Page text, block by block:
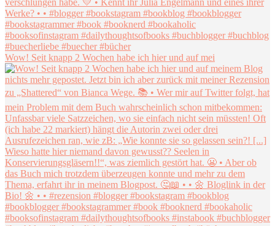
Wow! Seit knapp 2 Wochen habe ich hier und auf mei